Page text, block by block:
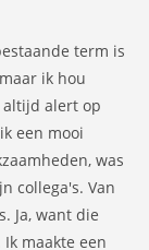
term is
ik hou
altijd alert op
een mooi
was
collega's. Van
Ja, want die
maakte een